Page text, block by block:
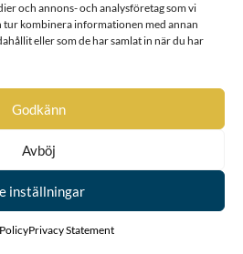
och annons- och analysföretag som vi
tur kombinera informationen med annan
eller som de har samlat in när du har
Godkänn
Avböj
inställningar
Privacy Statement